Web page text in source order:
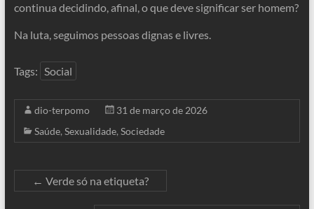
continua decidindo, afinal, o que deve significar ser homem?
Na luta, seguimos pessoas dignas e livres.
Tags: Social
dio-terpomo
31 de março de 2026
Saúde, Sexualidade, Sociedade
← Verde só na etiqueta?